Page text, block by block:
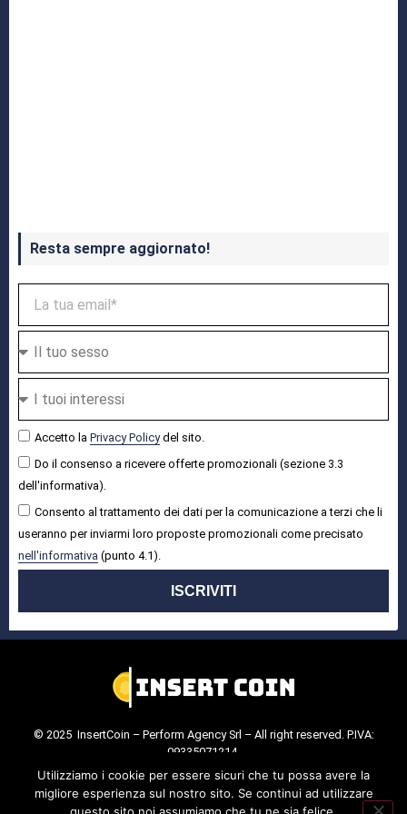
Resta sempre aggiornato!
Accetto la Privacy Policydel sito.
Do il consenso a ricevere offerte promozionali (sezione 3.3
dell'informativa).
Consento al trattamento dei dati per la comunicazione a terzi che li
useranno per inviarmi loro proposte promozionali come precisato
nell'informativa (punto 4.1).
ISCRIVITI
© 2025 InsertCoin – Perform Agency Srl – All right reserved. P.IVA:
09335071214.
Cookie Policy
Privacy Policy.
Utilizziamo i cookie per essere sicuri che tu possa avere la
migliore esperienza sul nostro sito. Se continui ad utilizzare